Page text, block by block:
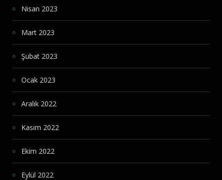
Nisan 2023
Mart 2023
Şubat 2023
Ocak 2023
Aralık 2022
Kasım 2022
Ekim 2022
Eylül 2022